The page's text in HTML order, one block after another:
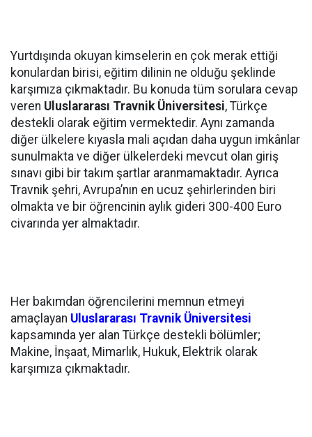
Yurtdışında okuyan kimselerin en çok merak ettiği
konulardan birisi, eğitim dilinin ne olduğu şeklinde
karşımıza çıkmaktadır. Bu konuda tüm sorulara cevap
veren Uluslararası Travnik Üniversitesi, Türkçe
destekli olarak eğitim vermektedir. Aynı zamanda
diğer ülkelere kıyasla mali açıdan daha uygun imkânlar
sunulmakta ve diğer ülkelerdeki mevcut olan giriş
sınavı gibi bir takım şartlar aranmamaktadır. Ayrıca
Travnik şehri, Avrupa’nın en ucuz şehirlerinden biri
olmakta ve bir öğrencinin aylık gideri 300-400 Euro
civarında yer almaktadır.
Her bakımdan öğrencilerini memnun etmeyi
amaçlayan Uluslararası Travnik Üniversitesi
kapsamında yer alan Türkçe destekli bölümler;
Makine, İnşaat, Mimarlık, Hukuk, Elektrik olarak
karşımıza çıkmaktadır.